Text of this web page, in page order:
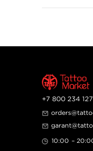
+7 800 234
10:00 –